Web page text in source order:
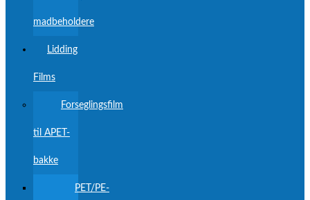
madbeholdere
Lidding
Films
Forseglingsfilm
til APET-
bakke
PET/PE-